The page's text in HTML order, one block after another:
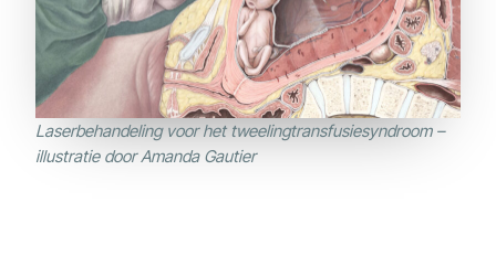
Laserbehandeling voor het tweelingtransfusiesyndroom –
illustratie door Amanda Gautier